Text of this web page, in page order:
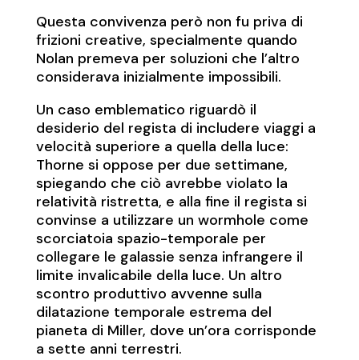
Questa convivenza però non fu priva di
frizioni creative, specialmente quando
Nolan premeva per soluzioni che l’altro
considerava inizialmente impossibili.
Un caso emblematico riguardò il
desiderio del regista di includere viaggi a
velocità superiore a quella della luce:
Thorne si oppose per due settimane,
spiegando che ciò avrebbe violato la
relatività ristretta, e alla fine il regista si
convinse a utilizzare un wormhole come
scorciatoia spazio-temporale per
collegare le galassie senza infrangere il
limite invalicabile della luce. Un altro
scontro produttivo avvenne sulla
dilatazione temporale estrema del
pianeta di Miller, dove un’ora corrisponde
a sette anni terrestri.